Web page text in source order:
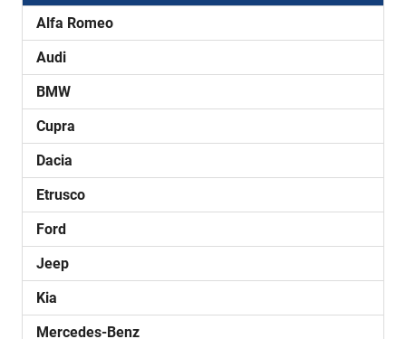
Alfa Romeo
Audi
BMW
Cupra
Dacia
Etrusco
Ford
Jeep
Kia
Mercedes-Benz